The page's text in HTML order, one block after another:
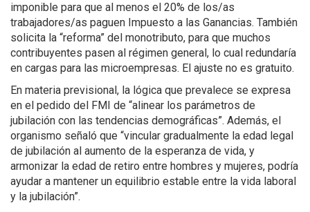
imponible para que al menos el 20% de los/as
trabajadores/as paguen Impuesto a las Ganancias. También
solicita la “reforma” del monotributo, para que muchos
contribuyentes pasen al régimen general, lo cual redundaría
en cargas para las microempresas. El ajuste no es gratuito.
En materia previsional, la lógica que prevalece se expresa
en el pedido del FMI de “alinear los parámetros de
jubilación con las tendencias demográficas”. Además, el
organismo señaló que “vincular gradualmente la edad legal
de jubilación al aumento de la esperanza de vida, y
armonizar la edad de retiro entre hombres y mujeres, podría
ayudar a mantener un equilibrio estable entre la vida laboral
y la jubilación”.